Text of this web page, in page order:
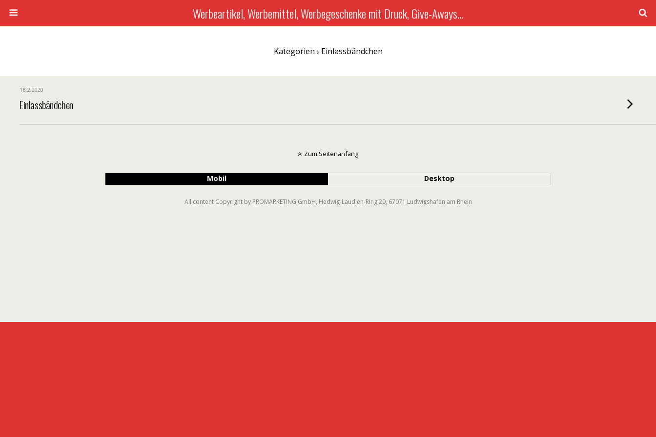
Werbeartikel, Werbemittel, Werbegeschenke mit Druck, Give-Aways...
Kategorien › Einlassbändchen
18.2.2020
Einlassbändchen
Zum Seitenanfang
Mobil Desktop
All content Copyright by PROMARKETING GmbH, Hedwig-Laudien-Ring 29, 67071 Ludwigshafen am Rhein